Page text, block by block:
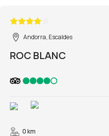
Andorra, Escaldes
ROC BLANC
0 km